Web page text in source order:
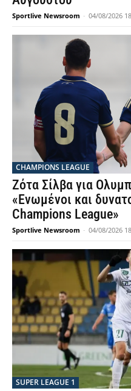
Sportlive Newsroom - 04/08/2026
CHAMPIONS LEAGUE
Ζότα Σίλβα για
«Ενωμένοι και
Champions League»
Sportlive Newsroom - 04/08/2026
SUPER LEAGUE 1